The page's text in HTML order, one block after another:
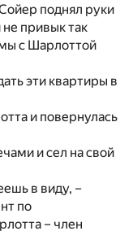
поднял руки
привык так
с Шарлоттой
эти квартиры в
и повернулась
и сел на свой
в виду, –
по
– член